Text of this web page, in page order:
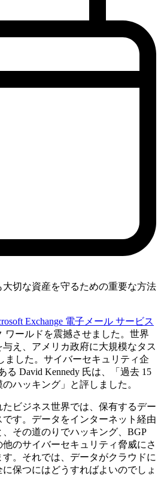
切な資産を守るための重要な方法
Exchange 電子メール サービス
ワールドを震撼させました。世界
え、アメリカ政府に大規模なタス
ました。サイバーセキュリティ企
る David Kennedy 氏は、「過去 15
ハッキング」と評しました。
ビジネス世界では、保有するデー
す。データをインターネット経由
その道のりでハッキング、BGP
のサイバーセキュリティ脅威にさ
。それでは、データがクラウドに
保つにはどうすればよいのでしょ